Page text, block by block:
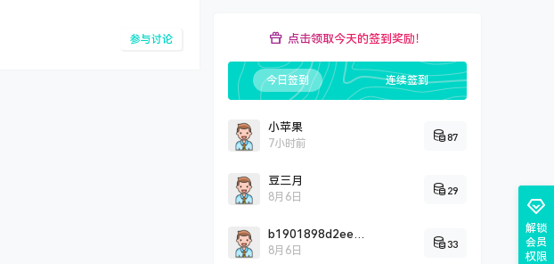
参与讨论 点击领取今天的签到奖励！
今日签到 连续签到
小苹果
7小时前
87
豆三月
8月6日
29
b1901898d2eef0c2fddbd2c9a5707cc26725
8月6日
33
解锁
会员
权限